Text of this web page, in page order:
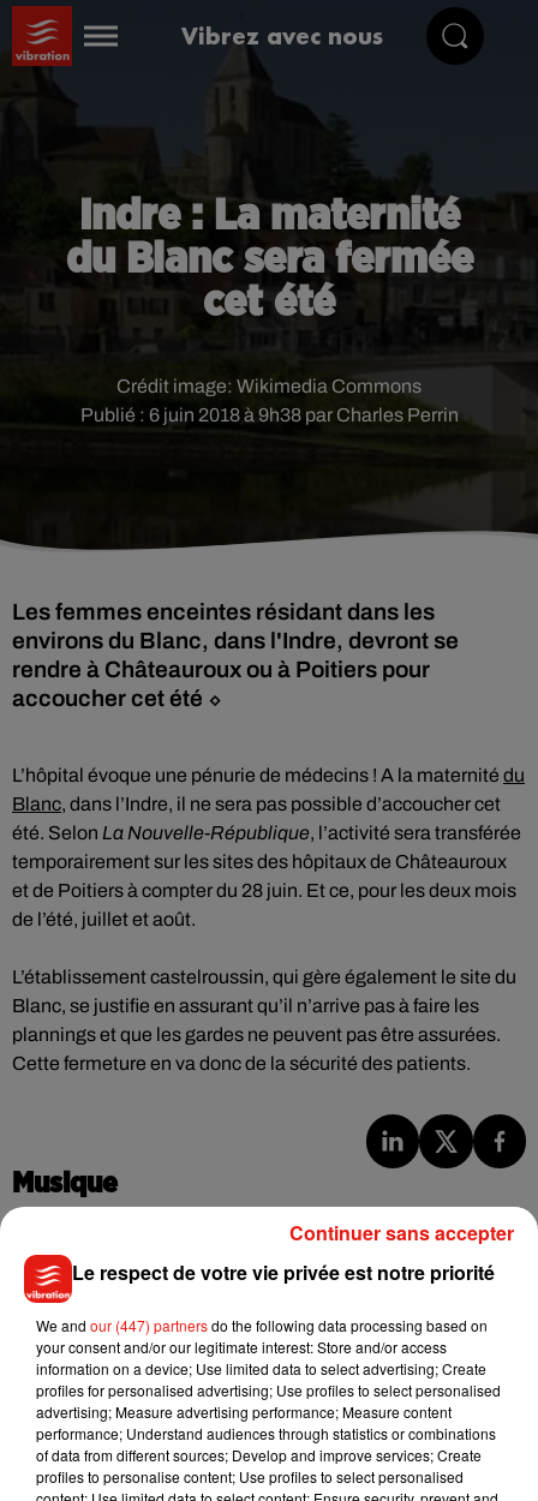
Vibrez avec nous
Indre : La maternité
du Blanc sera fermée
cet été
Publié : 6 juin 2018 à 9h38 par Charles Perrin
Crédit image: Wikimedia Commons
Les femmes enceintes résidant dans les
environs du Blanc, dans l'Indre, devront se
rendre à Châteauroux ou à Poitiers pour
accoucher cet été ⬦
L’hôpital évoque une pénurie de médecins ! A la maternité du
Blanc, dans l’Indre, il ne sera pas possible d’accoucher cet
été. Selon La Nouvelle-République, l’activité sera transférée
temporairement sur les sites des hôpitaux de Châteauroux
et de Poitiers à compter du 28 juin. Et ce, pour les deux mois
de l’été, juillet et août.
L’établissement castelroussin, qui gère également le site du
Blanc, se justifie en assurant qu’il n’arrive pas à faire les
plannings et que les gardes ne peuvent pas être assurées.
Cette fermeture en va donc de la sécurité des patients.
Musique
Julien Lieb s’essaye à la vie de chatelain
dans son nouveau clip
7 août 2026
Madonna sort enfin le remix de « Love
Sensation » avec Kylie Minogue
Le respect de votre vie privée est notre priorité
We and our (447) partnersdo the following data processing based on
your consent and/or our legitimate interest: Store and/or access
information on a device; Use limited data to select advertising; Create
profiles for personalised advertising; Use profiles to select personalised
advertising; Measure advertising performance; Measure content
performance; Understand audiences through statistics or combinations
of data from different sources; Develop and improve services; Create
profiles to personalise content; Use profiles to select personalised
Continuer sans accepter